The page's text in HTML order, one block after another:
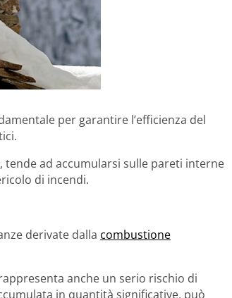
per garantire l’efficienza del
ad accumularsi sulle pareti interne
di incendi.
derivate dalla combustione
anche un serio rischio di
in quantità significative, può